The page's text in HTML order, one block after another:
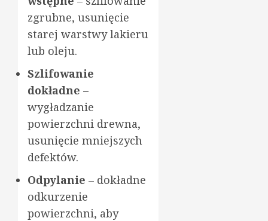
zgrubne, usunięcie
starej warstwy lakieru
lub oleju.
Szlifowanie
dokładne –
wygładzanie
powierzchni drewna,
usunięcie mniejszych
defektów.
Odpylanie – dokładne
odkurzenie
powierzchni, aby